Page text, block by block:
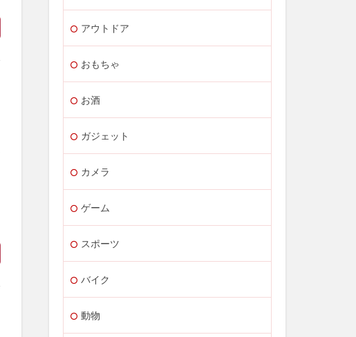
アウトドア
おもちゃ
お酒
ガジェット
カメラ
ゲーム
スポーツ
バイク
動物